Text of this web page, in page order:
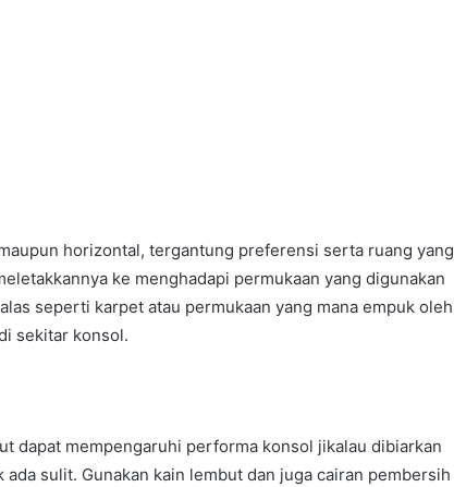
horizontal, tergantung preferensi serta ruang yang
ke menghadapi permukaan yang digunakan
seperti karpet atau permukaan yang mana empuk oleh
sekitar konsol.
dapat mempengaruhi performa konsol jikalau dibiarkan
sulit. Gunakan kain lembut dan juga cairan pembersih